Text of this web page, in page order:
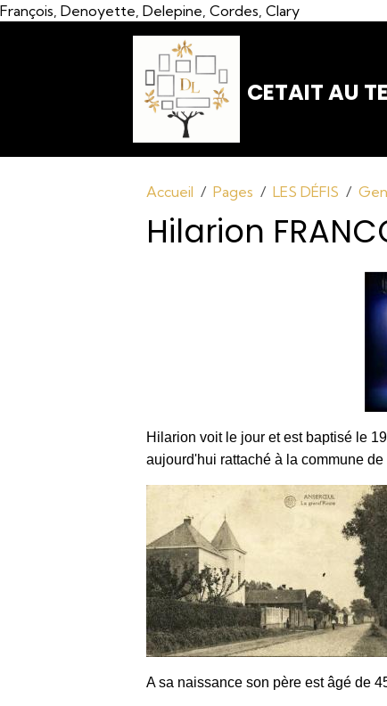
François, Denoyette, Delepine, Cordes, Clary
CETAIT AU
Accueil Pages LES DÉFIS
Hilarion
Hilarion voit le jour et est baptisé le
aujourd'hui rattaché à la commune
A sa naissance son père est âgé de